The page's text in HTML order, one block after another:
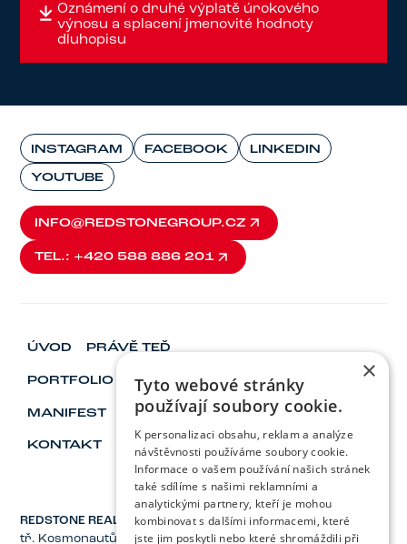
Oznámení o druhé výplatě úrokového
výnosu a splacení jmenovité hodnoty
dluhopisu
INSTAGRAM FACEBOOK LINKEDIN
YOUTUBE
INFO@REDSTONEGROUP.CZ
INFO@REDSTONEGROUP.CZ
TEL.: +420 588 886 201
TEL.: +420 588 886 201
REDSTONE REAL ESTATE, a.s.
tř. Kosmonautů 1221/2a
ÚVOD PRÁVĚ TEĎ
PORTFOLIO ESG FINANCE
MANIFEST VIZIONÁŘ & LÍDŘI KARIÉRA
KONTAKT
×
Tyto webové stránky
používají soubory cookie.
K personalizaci obsahu, reklam a analýze
návštěvnosti používáme soubory cookie.
Informace o vašem používání našich stránek
také sdílíme s našimi reklamními a
analytickými partnery, kteří je mohou
kombinovat s dalšími informacemi, které
jste jim poskytli nebo které shromáždili při